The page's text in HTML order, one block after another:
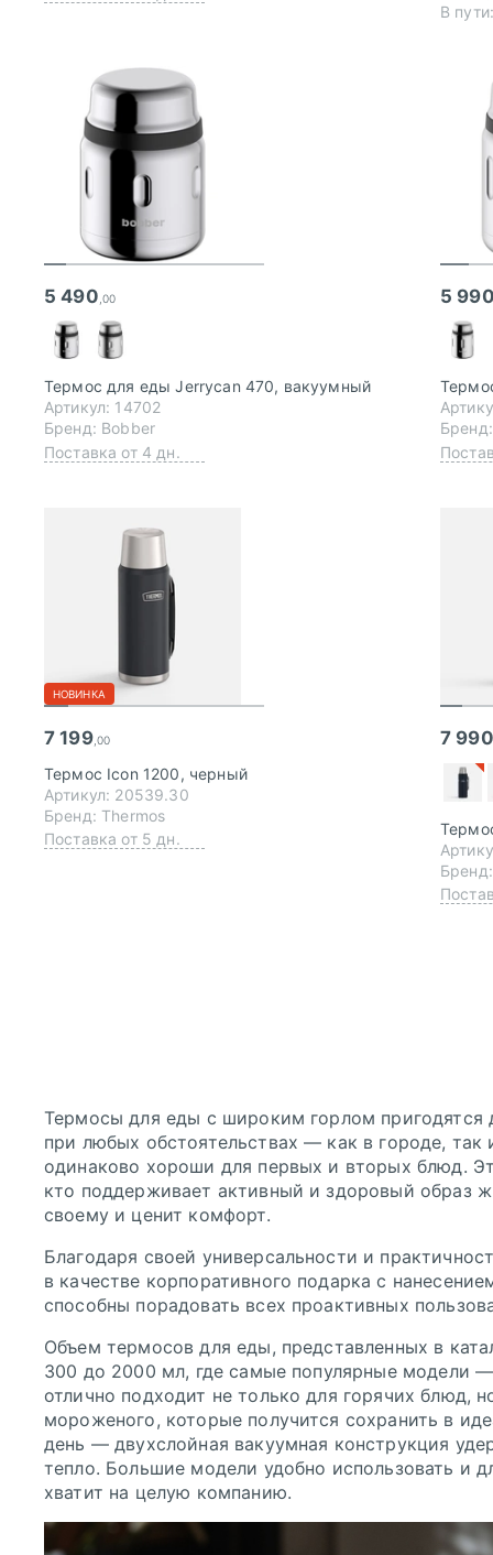
В
5 490 ,00
Термос для еды Jerrycan 470, вакуумный
Артикул: 14702
Бренд: Bobber
Поставка от 4 дн.
5
НОВИНКА
7 199,00
Термос Icon 1200, черный
Артикул: 20539.30
Бренд: Thermos
Поставка от 5 дн.
7 990
Термосы для еды с широким горлом пригодятся
при любых обстоятельствах — как в городе,
одинаково хороши для первых и вторых блюд.
кто поддерживает активный и здоровый образ
своему и ценит комфорт.
Благодаря своей универсальности и
в качестве корпоративного подарка с
способны порадовать всех проактивных
Объем термосов для еды, представленных в
300 до 2000 мл, где самые популярные модели
отлично подходит не только для горячих блюд,
мороженого, которые получится сохранить в
день — двухслойная вакуумная конструкция
тепло. Большие модели удобно использовать и
хватит на целую компанию.